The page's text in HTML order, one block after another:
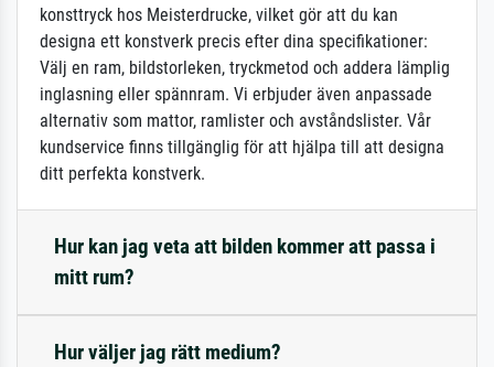
konsttryck hos Meisterdrucke, vilket gör att du kan
designa ett konstverk precis efter dina specifikationer:
Välj en ram, bildstorleken, tryckmetod och addera lämplig
inglasning eller spännram. Vi erbjuder även anpassade
alternativ som mattor, ramlister och avståndslister. Vår
kundservice finns tillgänglig för att hjälpa till att designa
ditt perfekta konstverk.
Hur kan jag veta att bilden kommer att passa i
mitt rum?
Hur väljer jag rätt medium?